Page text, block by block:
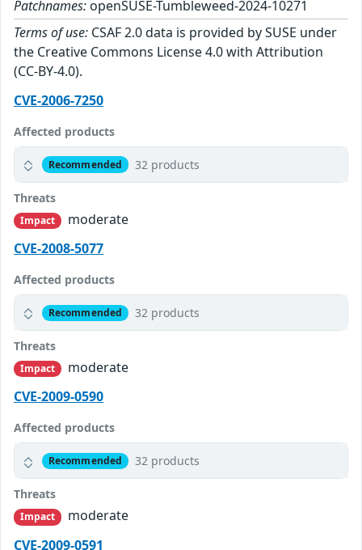
Patchnames: openSUSE-Tumbleweed-2024-10271
Terms of use: CSAF 2.0 data is provided by SUSE under
the Creative Commons License 4.0 with Attribution
(CC-BY-4.0).
CVE-2006-7250
Affected products
Recommended 32 products
Threats
Impact
moderate
CVE-2008-5077
Affected products
Recommended 32 products
Threats
Impact
moderate
CVE-2009-0590
Affected products
Recommended 32 products
Threats
Impact
moderate
CVE-2009-0591